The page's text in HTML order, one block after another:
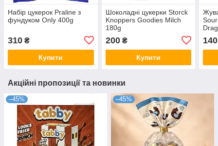
Набір цукерок Praline з
фундуком Only 400g
310 ₴
Купити
Шоколадні цукерки Storck
Knoppers Goodies Milch
180g
200₴
Купити
140
Акційні пропозиції та новинки
–45% –45%